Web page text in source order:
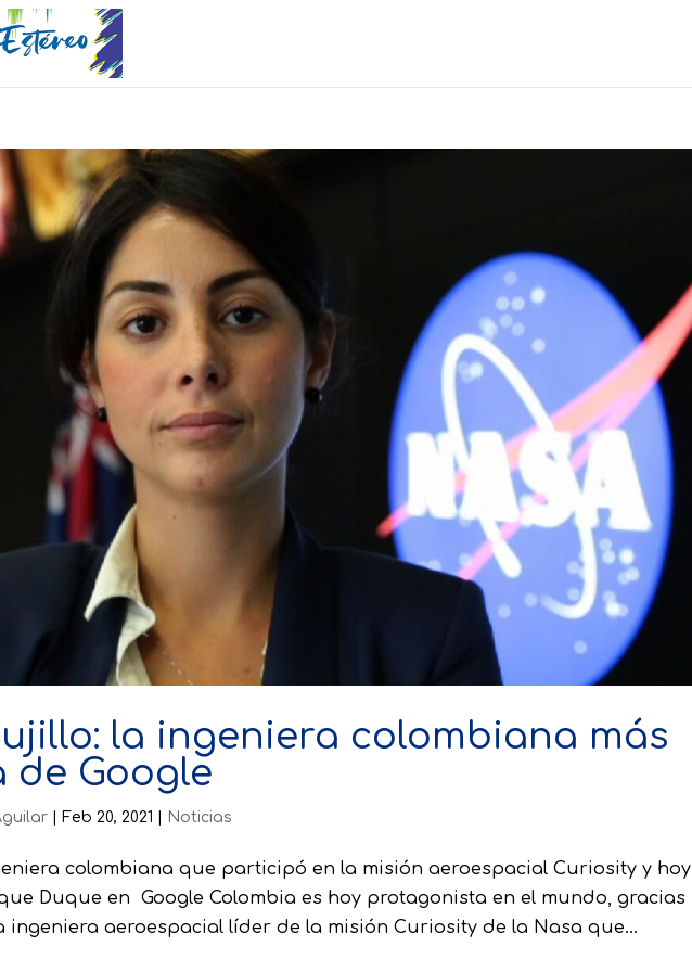
la ingeniera colombiana más
de Google
Feb 20, 2021 Noticias
colombiana que participó en la misión aeroespacial Curiosity y hoy
Duque en Google Colombia es hoy protagonista en el mundo, gracias
ingeniera aeroespacial líder de la misión Curiosity de la Nasa que...